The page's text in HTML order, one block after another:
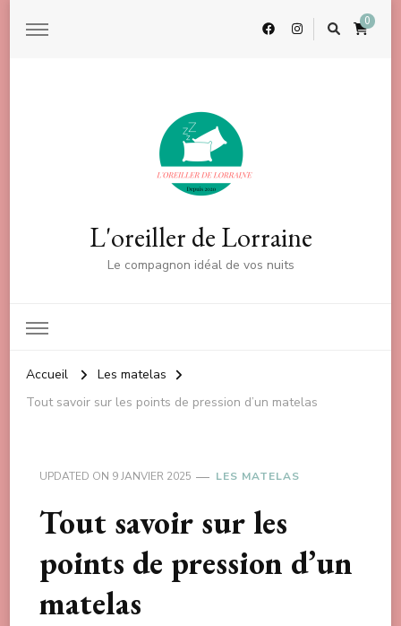
0
L'oreiller de Lorraine
Le compagnon idéal de vos nuits
Accueil
Les matelas
Tout savoir sur les points de pression d’un matelas
UPDATED ON 9 JANVIER 2025 LES MATELAS
Tout savoir sur les
points de pression d’un
matelas